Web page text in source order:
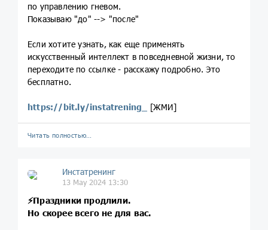
по управлению гневом.
Показываю "до" --> "после"
Если хотите узнать, как еще применять
искусственный интеллект в повседневной жизни, то
переходите по ссылке - расскажу подробно. Это
бесплатно.
https://bit.ly/instatrening_ [ЖМИ]
Читать полностью…
Инстатренинг
13 May 2024 13:30
⚡️Праздники продлили.
Но скорее всего не для вас.